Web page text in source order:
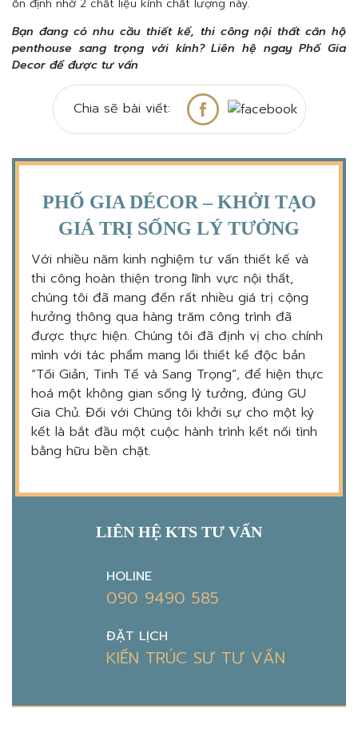
ổn định nhờ 2 chất liệu kính chất lượng này.
Bạn đang có nhu cầu thiết kế, thi công nội thất căn hộ
penthouse sang trọng với kính? Liên hệ ngay Phố Gia
Decor để được tư vấn
Chia sẽ bài viết:
PHỐ GIA DÉCOR – KHỞI TẠO
GIÁ TRỊ SỐNG LÝ TƯỞNG
Với nhiều năm kinh nghiệm tư vấn thiết kế và
thi công hoàn thiện trong lĩnh vực nội thất,
chúng tôi đã mang đến rất nhiều giá trị cộng
hưởng thông qua hàng trăm công trình đã
được thực hiện. Chúng tôi đã định vị cho chính
mình với tác phẩm mang lối thiết kế độc bản
“Tối Giản, Tinh Tế và Sang Trọng”, để hiện thực
hoá một không gian sống lý tưởng, đúng GU
Gia Chủ. Đối với Chúng tôi khởi sự cho một ký
kết là bắt đầu một cuộc hành trình kết nối tình
bằng hữu bền chặt.
LIÊN HỆ KTS TƯ VẤN
HOLINE
090 9490 585
ĐẶT LỊCH
KIẾN TRÚC SƯ TƯ VẤN